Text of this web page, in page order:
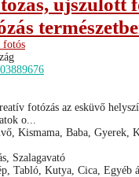
újszülött
fotós
fotózás az esküvő
o...
Kismama, Baba, Gyerek,
Szalagavató
Tabló, Kutya, Cica, Egyéb